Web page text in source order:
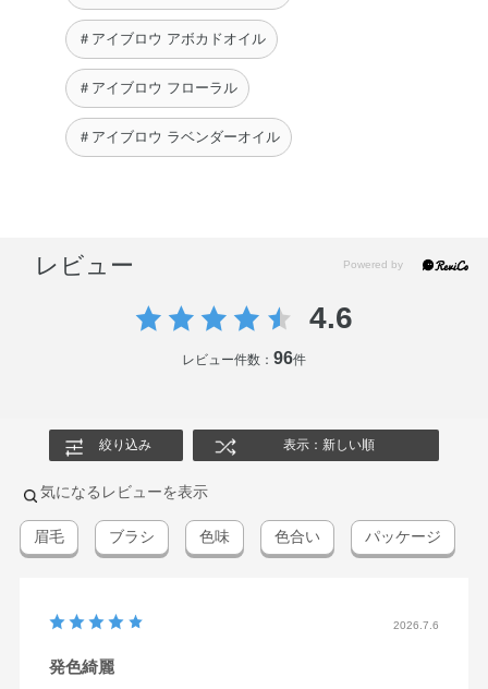
＃アイブロウ アボカドオイル
＃アイブロウ フローラル
＃アイブロウ ラベンダーオイル
レビュー
4.6
レビュー件数： 96件
絞り込み 表示：新しい順
気になるレビューを表示
眉毛 ブラシ 色味 色合い パッケージ
2026.7.6
発色綺麗